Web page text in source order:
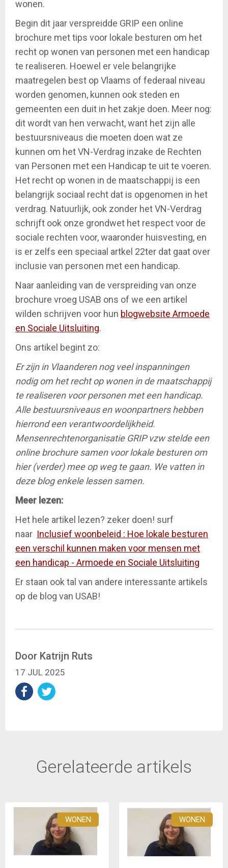
wonen.
Begin dit jaar verspreidde GRIP een online
brochure met tips voor lokale besturen om het
recht op wonen van personen met een handicap
te realiseren. Hoewel er vele belangrijke
maatregelen best op Vlaams of federaal niveau
worden genomen, kunnen ook steden en
gemeenten een duit in het zakje doen. Meer nog:
dit wordt van hen verwacht, want het zijn alle
bestuursniveaus die moeten doen wat ze
kunnen om het VN-Verdrag inzake de Rechten
van Personen met een Handicap te uit te voeren.
Het recht op wonen in de maatschappij is een
belangrijk sociaal recht dat is opgenomen in het
verdrag. Natuurlijk, ook zonder het VN-Verdrag
schrijft ook onze grondwet het respect voor de
sociale rechten voor, waaronder huisvesting, en
is er zelfs een speciaal artkel 22ter dat gaat over
inclusie van personen met een handicap.
Naar aanleiding van de verspreiding van onze
brochure vroeg USAB ons of we een artikel
wilden schrijven voor hun blogwebsite Armoede
en Sociale Uitsluiting.
Ons artikel begint zo:
Er zijn in Vlaanderen nog veel inspanningen
nodig om het recht op wonen in de maatschappij
te realiseren voor personen met een handicap.
Alle bestuursniveaus en woonpartners hebben
hierrond een verantwoordelijkheid.
Mensenrechtenorganisatie GRIP vzw stelde een
online brochure samen voor lokale besturen om
hier (verder) mee op weg te gaan. We vatten in
deze blog enkele lessen samen.
Meer lezen:
Het hele artikel lezen? zeker doen! surf
naar Inclusief woonbeleid : Hoe lokale besturen
een verschil kunnen maken voor mensen met
een handicap - Armoede en Sociale Uitsluiting
Er staan ook tal van andere interessante artikels
op de blog van USAB!
Door Katrijn Ruts
17 JUL 2025
Gerelateerde artikels
WONEN WONEN